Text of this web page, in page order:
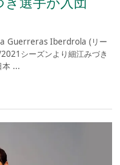
Guerreras Iberdrola (リー
シーズンより細江みづき
...